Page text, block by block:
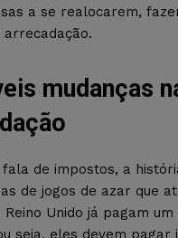
a se realocarem,
mudanças
fala de impostos, a
de jogos de azar que
Reino Unido já pagam
seja, eles devem